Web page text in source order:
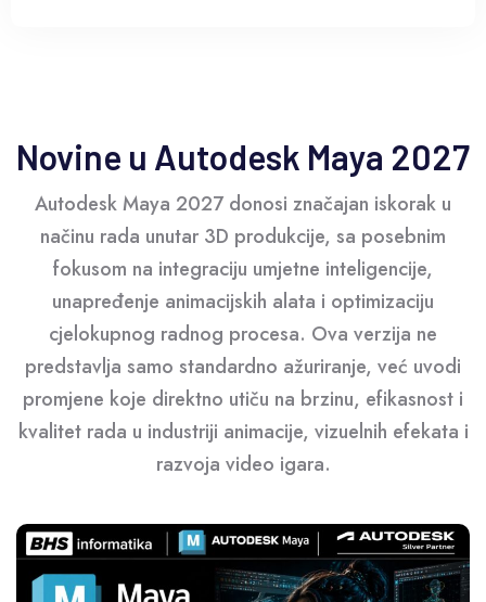
Novine u Autodesk Maya 2027
Autodesk Maya 2027 donosi značajan iskorak u
načinu rada unutar 3D produkcije, sa posebnim
fokusom na integraciju umjetne inteligencije,
unapređenje animacijskih alata i optimizaciju
cjelokupnog radnog procesa. Ova verzija ne
predstavlja samo standardno ažuriranje, već uvodi
promjene koje direktno utiču na brzinu, efikasnost i
kvalitet rada u industriji animacije, vizuelnih efekata i
razvoja video igara.